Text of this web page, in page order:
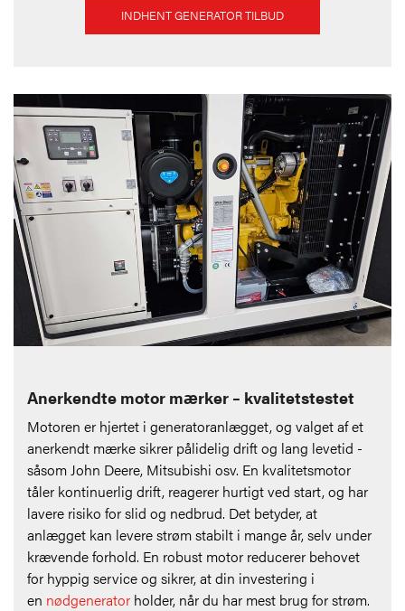
INDHENT GENERATOR TILBUD
Anerkendte motor mærker – kvalitetstestet
Motoren er hjertet i generatoranlægget, og valget af et
anerkendt mærke sikrer pålidelig drift og lang levetid -
såsom John Deere, Mitsubishi osv. En kvalitetsmotor
tåler kontinuerlig drift, reagerer hurtigt ved start, og har
lavere risiko for slid og nedbrud. Det betyder, at
anlægget kan levere strøm stabilt i mange år, selv under
krævende forhold. En robust motor reducerer behovet
for hyppig service og sikrer, at din investering i
en nødgenerator holder, når du har mest brug for strøm.